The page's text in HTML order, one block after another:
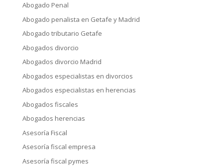
Abogado Penal
Abogado penalista en Getafe y Madrid
Abogado tributario Getafe
Abogados divorcio
Abogados divorcio Madrid
Abogados especialistas en divorcios
Abogados especialistas en herencias
Abogados fiscales
Abogados herencias
Asesoría Fiscal
Asesoría fiscal empresa
Asesoría fiscal pymes